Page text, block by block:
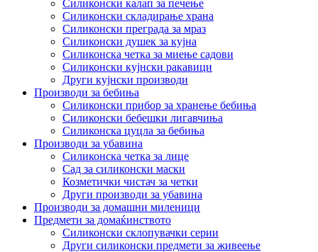
Силиконски калап за печење
Силиконски складирање храна
Силиконски преграда за мраз
Силиконски душек за кујна
Силиконска четка за миење садови
Силиконски кујнски ракавици
Други кујнски производи
Производи за бебиња
Силиконски прибор за хранење бебиња
Силиконски бебешки лигавчиња
Силиконска цуцла за бебиња
Производи за убавина
Силиконска четка за лице
Сад за силиконски маски
Козметички чистач за четки
Други производи за убавина
Производи за домашни миленици
Предмети за домаќинството
Силиконски склопувачки серии
Други силиконски предмети за живеење